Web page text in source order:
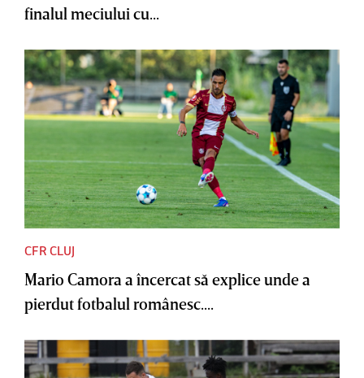
finalul meciului cu...
CFR CLUJ
Mario Camora a încercat să explice unde a
pierdut fotbalul românesc....